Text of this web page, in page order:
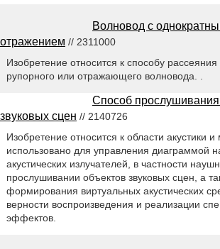
Волновод с
отражением // 2311000
Изобретение относится к способу
рупорного или отражающего волновода. .
Способ прослушивания
звуковых сцен // 2140726
Изобретение относится к области акустики
использовано для управления диаграммой
акустических излучателей, в частности
прослушивании объектов звуковых сцен, а
формирования виртуальных акустических
верности воспроизведения и реализации
эффектов.